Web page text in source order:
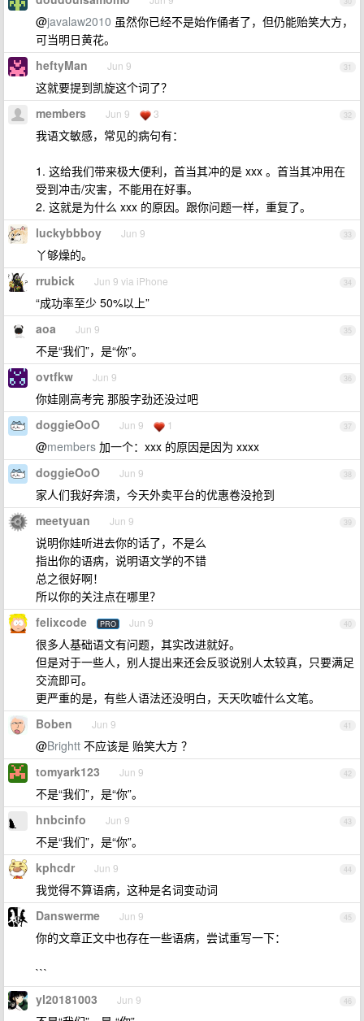
@javalaw2010 虽然你已经不是始作俑者了，但仍能贻笑大方，
可当明日黄花。
31
heftyMan Jun 9
这就要提到凯旋这个词了？
32
members Jun 9 3
我语文敏感，常见的病句有：
1. 这给我们带来极大便利，首当其冲的是 xxx 。首当其冲用在
受到冲击/灾害，不能用在好事。
2. 这就是为什么 xxx 的原因。跟你问题一样，重复了。
33
luckybbboy Jun 9
丫够燥的。
34
rrubick Jun 9 via iPhone
“成功率至少 50%以上”
35
aoa Jun 9
不是“我们”，是“你”。
36
ovtfkw Jun 9
你娃刚高考完 那股字劲还没过吧
37
doggieOoO Jun 9 1
@members 加一个：xxx 的原因是因为 xxxx
38
doggieOoO Jun 9
家人们我好奔溃，今天外卖平台的优惠卷没抢到
39
meetyuan Jun 9
说明你娃听进去你的话了，不是么
指出你的语病，说明语文学的不错
总之很好啊！
所以你的关注点在哪里？
40
felixcode PRO Jun 9
很多人基础语文有问题，其实改进就好。
但是对于一些人，别人提出来还会反驳说别人太较真，只要满足
交流即可。
更严重的是，有些人语法还没明白，天天吹嘘什么文笔。
41
Boben Jun 9
@Brightt 不应该是 贻笑大方 ？
42
tomyark123 Jun 9
不是“我们”，是“你”。
43
hnbcinfo Jun 9
不是“我们”，是“你”。
44
kphcdr Jun 9
我觉得不算语病，这种是名词变动词
45
Danswerme Jun 9
你的文章正文中也存在一些语病，尝试重写一下：
```
46
yl20181003 Jun 9